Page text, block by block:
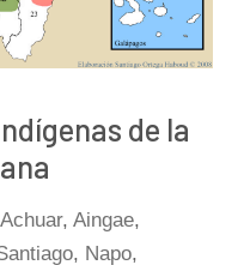
de la
Achuar,Aingae,
, Napo,